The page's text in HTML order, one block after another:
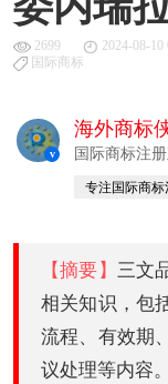
2699 2024-08-10
国际商标
v
海外商标
国际商标注
专注国际商
【摘要】 三文
相关知识，包
流程、有效期
议处理等内容。